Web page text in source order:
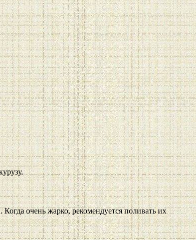
очень жарко, рекомендуется поливать их